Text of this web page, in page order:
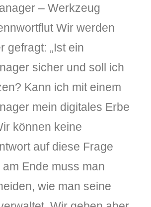
– Werkzeug
Wir werden
gefragt: „Ist ein
sicher und soll ich
Kann ich mit einem
mein digitales Erbe
können keine
auf diese Frage
Ende muss man
wie man seine